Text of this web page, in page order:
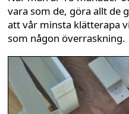
vara som de, göra allt de
att vår minsta klätterapa
som någon överraskning.